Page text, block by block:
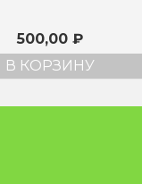
500,00 ₽
В КОРЗИНУ